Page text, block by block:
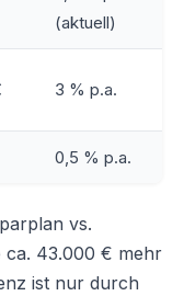
(aktuell)
3 % p.a.
0,5 % p.a.
vs.
ca. 43.000 € mehr
ist nur durch